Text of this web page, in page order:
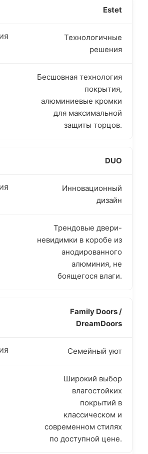
Estet
Технологичные
решения
Бесшовная технология
покрытия,
алюминиевые кромки
для максимальной
защиты торцов.
DUO
Инновационный
дизайн
Трендовые двери-
невидимки в коробе из
анодированного
алюминия, не
боящегося влаги.
Family Doors /
DreamDoors
Семейный уют
Широкий выбор
влагостойких
покрытий в
классическом и
современном стилях
по доступной цене.